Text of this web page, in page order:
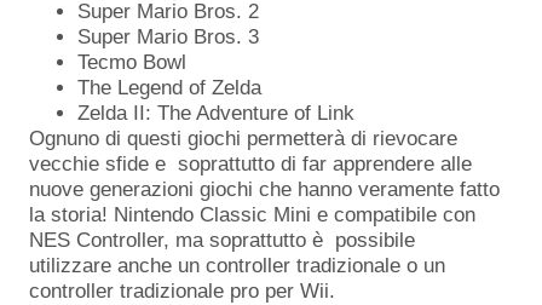
Super Mario Bros. 2
Super Mario Bros. 3
Tecmo Bowl
The Legend of Zelda
Zelda II: The Adventure of Link
Ognuno di questi giochi permetterà di rievocare
vecchie sfide e soprattutto di far apprendere alle
nuove generazioni giochi che hanno veramente fatto
la storia! Nintendo Classic Mini e compatibile con
NES Controller, ma soprattutto è possibile
utilizzare anche un controller tradizionale o un
controller tradizionale pro per Wii.